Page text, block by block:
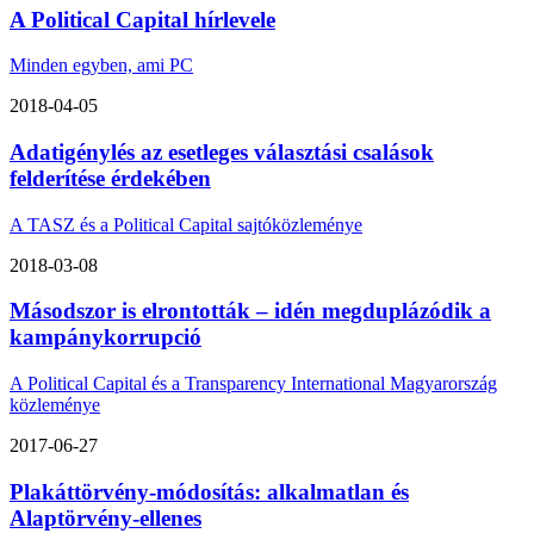
A Political Capital hírlevele
Minden egyben, ami PC
2018-04-05
Adatigénylés az esetleges választási csalások
felderítése érdekében
A TASZ és a Political Capital sajtóközleménye
2018-03-08
Másodszor is elrontották – idén megduplázódik a
kampánykorrupció
A Political Capital és a Transparency International Magyarország
közleménye
2017-06-27
Plakáttörvény-módosítás: alkalmatlan és
Alaptörvény-ellenes